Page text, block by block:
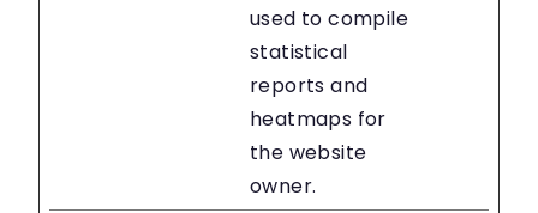
used to compile
statistical
reports and
heatmaps for
the website
owner.